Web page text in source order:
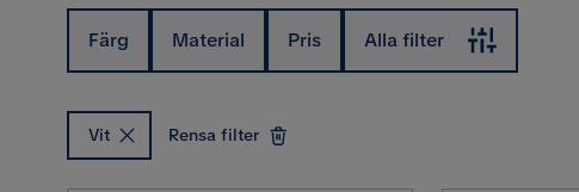
Färg Material Pris Alla filter
Vit Rensa filter